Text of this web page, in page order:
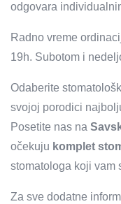
odgovara
Radno vreme
19h. Subotom i
Odaberite
svojoj porodici
Posetite nas na
očekuju komplet
stomatologa koji vam
Za sve dodatne